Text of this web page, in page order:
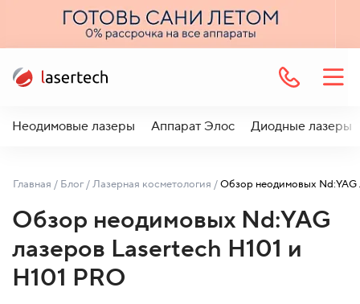
Неодимовые лазеры Аппарат Элос Диодные лазеры
Главная / Блог /Лазерная косметология /
Обзор неодимовых Nd:YAG
лазеров Lasertech H101 и
H101 PRO